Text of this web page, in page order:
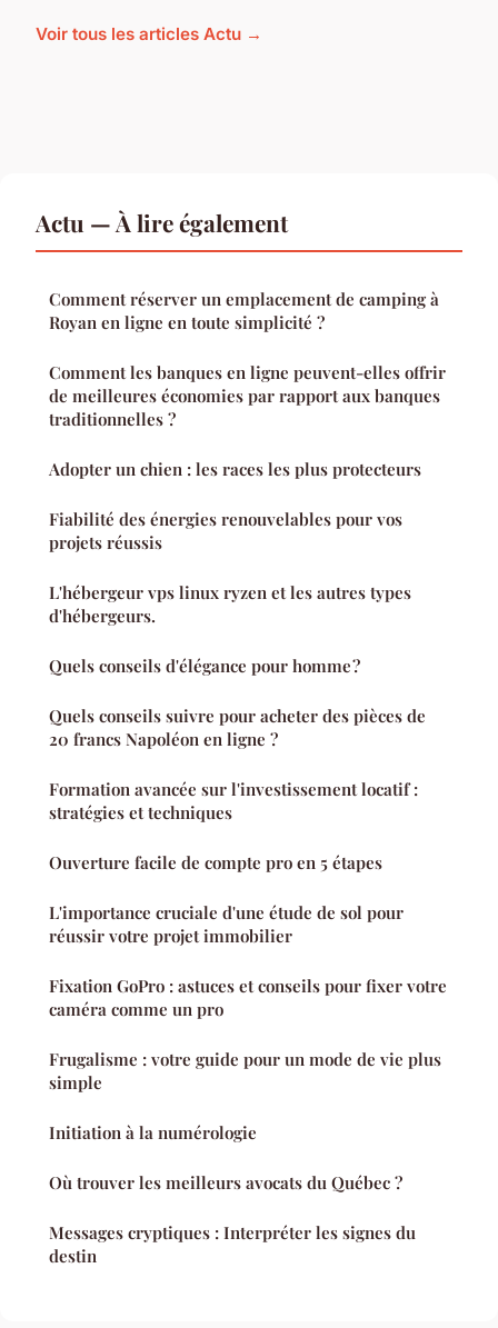
Voir tous les articles Actu →
Actu — À lire également
Comment réserver un emplacement de camping à
Royan en ligne en toute simplicité ?
Comment les banques en ligne peuvent-elles offrir
de meilleures économies par rapport aux banques
traditionnelles ?
Adopter un chien : les races les plus protecteurs
Fiabilité des énergies renouvelables pour vos
projets réussis
L'hébergeur vps linux ryzen et les autres types
d'hébergeurs.
Quels conseils d'élégance pour homme ?
Quels conseils suivre pour acheter des pièces de
20 francs Napoléon en ligne ?
Formation avancée sur l'investissement locatif :
stratégies et techniques
Ouverture facile de compte pro en 5 étapes
L'importance cruciale d'une étude de sol pour
réussir votre projet immobilier
Fixation GoPro : astuces et conseils pour fixer votre
caméra comme un pro
Frugalisme : votre guide pour un mode de vie plus
simple
Initiation à la numérologie
Où trouver les meilleurs avocats du Québec ?
Messages cryptiques : Interpréter les signes du
destin